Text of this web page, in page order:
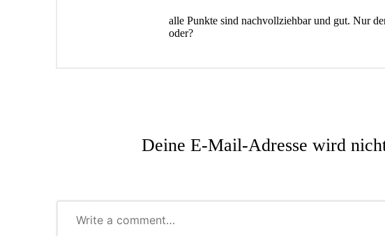
alle Punkte sind nachvollziehbar und gut. Nur
oder?
Deine E-Mail-Adresse wird